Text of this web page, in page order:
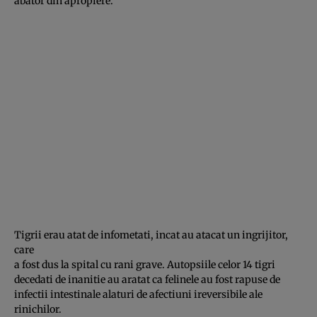
Tigrii erau atat de infometati, incat au atacat un ingrijitor,
care
a fost dus la spital cu rani grave. Autopsiile celor 14 tigri
decedati de inanitie au aratat ca felinele au fost rapuse de
infectii intestinale alaturi de afectiuni ireversibile ale
rinichilor.